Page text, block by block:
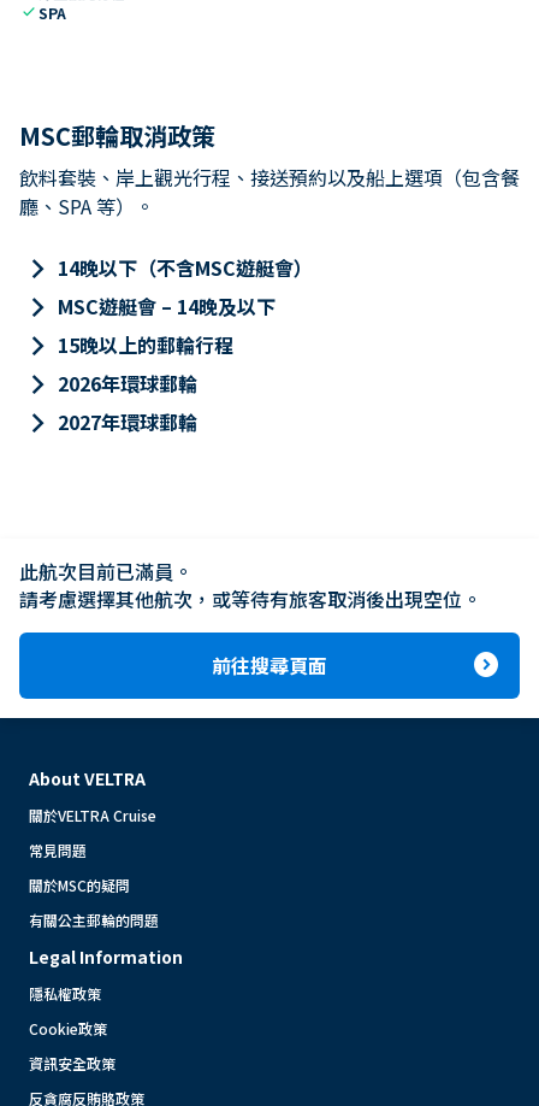
checkSPA
MSC郵輪取消政策
飲料套裝、岸上觀光行程、接送預約以及船上選項（包含餐
廳、SPA 等）。
keyboard_arrow_right 14晚以下（不含MSC遊艇會）
keyboard_arrow_right MSC遊艇會 – 14晚及以下
keyboard_arrow_right 15晚以上的郵輪行程
keyboard_arrow_right 2026年環球郵輪
keyboard_arrow_right 2027年環球郵輪
此航次目前已滿員。
請考慮選擇其他航次，或等待有旅客取消後出現空位。
前往搜尋頁面 expand_circle_right
About VELTRA
關於VELTRA Cruise
常見問題
關於MSC的疑問
有關公主郵輪的問題
Legal Information
隱私權政策
Cookie政策
資訊安全政策
反貪腐反賄賂政策